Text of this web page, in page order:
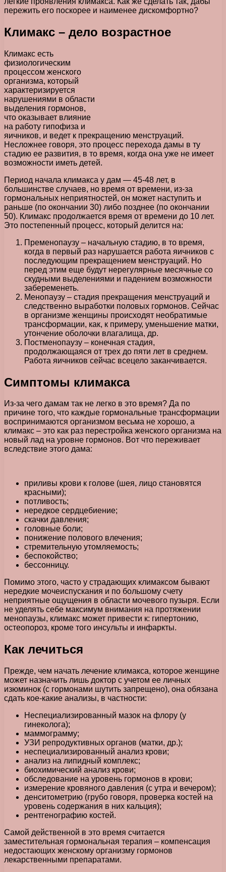
пережить его поскорее и наименее дискомфортно?
Климакс – дело возрастное
Климакс есть
физиологическим
процессом женского
организма, который
характеризируется
нарушениями в области
выделения гормонов,
что оказывает влияние
на работу гипофиза и
яичников, и ведет к прекращению менструаций.
Несложнее говоря, это процесс перехода дамы в ту
стадию ее развития, в то время, когда она уже не имеет
возможности иметь детей.
Период начала климакса у дам — 45-48 лет, в
большинстве случаев, но время от времени, из-за
гормональных неприятностей, он может наступить и
раньше (по окончании 30) либо позднее (по окончании
50). Климакс продолжается время от времени до 10 лет.
Это постепенный процесс, который делится на:
Пременопаузу – начальную стадию, в то время,
когда в первый раз нарушается работа яичников с
последующим прекращением менструаций. Но
перед этим еще будут нерегулярные месячные со
скудными выделениями и падением возможности
забеременеть.
Менопаузу – стадия прекращения менструаций и
следственно выработки половых гормонов. Сейчас
в организме женщины происходят необратимые
трансформации, как, к примеру, уменьшение матки,
утончение оболочки влагалища, др.
Постменопаузу – конечная стадия,
продолжающаяся от трех до пяти лет в среднем.
Работа яичников сейчас всецело заканчивается.
Симптомы климакса
Из-за чего дамам так не легко в это время? Да по
причине того, что каждые гормональные трансформации
воспринимаются организмом весьма не хорошо, а
климакс – это как раз перестройка женского организма на
новый лад на уровне гормонов. Вот что переживает
вследствие этого дама:
приливы крови к голове (шея, лицо становятся
красными);
потливость;
нередкое сердцебиение;
скачки давления;
головные боли;
понижение полового влечения;
стремительную утомляемость;
беспокойство;
бессонницу.
Помимо этого, часто у страдающих климаксом бывают
нередкие мочеиспускания и по большому счету
неприятные ощущения в области мочевого пузыря. Если
не уделять себе максимум внимания на протяжении
менопаузы, климакс может привести к: гипертонию,
остеопороз, кроме того инсульты и инфаркты.
Как лечиться
Прежде, чем начать лечение климакса, которое женщине
может назначить лишь доктор с учетом ее личных
изюминок (с гормонами шутить запрещено), она обязана
сдать кое-какие анализы, в частности:
Неспециализированный мазок на флору (у
гинеколога);
маммограмму;
УЗИ репродуктивных органов (матки, др.);
неспециализированный анализ крови;
анализ на липидный комплекс;
биохимический анализ крови;
обследование на уровень гормонов в крови;
измерение кровяного давления (с утра и вечером);
денситометрию (грубо говоря, проверка костей на
уровень содержания в них кальция);
рентгенографию костей.
Самой действенной в это время считается
заместительная гормональная терапия – компенсация
недостающих женскому организму гормонов
лекарственными препаратами.